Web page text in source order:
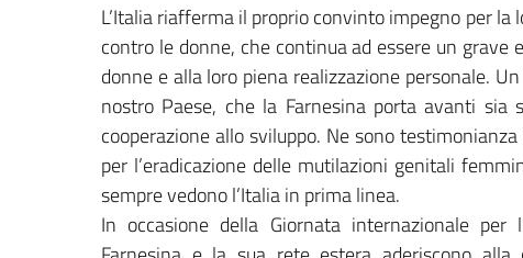
L’Italia riafferma il proprio convinto impegno per
contro le donne, che continua ad essere un
donne e alla loro piena realizzazione personale.
nostro Paese, che la Farnesina porta avanti sia
cooperazione allo sviluppo. Ne sono
per l’eradicazione delle mutilazioni genitali
sempre vedono l’Italia in prima linea.
In occasione della Giornata internazionale